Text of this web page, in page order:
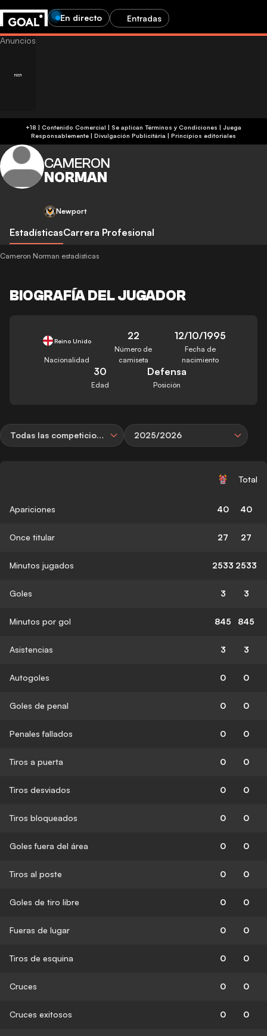
En directo Entradas
+18 | Contenido Comercial | Se aplican Términos y Condiciones | Juega
Responsablemente | Divulgación Publicitária | Principios editoriales
CAMERON
NORMAN
Newport
EstadísticasCarrera Profesional
Cameron Norman estadísticas
BIOGRAFÍA DEL JUGADOR
Reino Unido
Nacionalidad
22
Número de
camiseta
12/10/1995
Fecha de
nacimiento
30
Edad
Defensa
Posición
Todas las competiciones 2025/2026
Total
Apariciones 40 40
Once titular 27 27
Minutos jugados 2533 2533
Goles 3 3
Minutos por gol 845 845
Asistencias 3 3
Autogoles 0 0
Goles de penal 0 0
Penales fallados 0 0
Tiros a puerta 0 0
Tiros desviados 0 0
Tiros bloqueados 0 0
Goles fuera del área 0 0
Tiros al poste 0 0
Goles de tiro libre 0 0
Fueras de lugar 0 0
Tiros de esquina 0 0
Cruces 0 0
Cruces exitosos 0 0